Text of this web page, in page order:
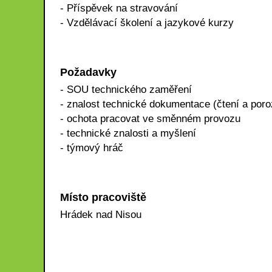
- Příspěvek na stravování
- Vzdělávací školení a jazykové kurzy
Požadavky
- SOU technického zaměření
- znalost technické dokumentace (čtení a
- ochota pracovat ve směnném provozu
- technické znalosti a myšlení
- týmový hráč
Místo pracoviště
Hrádek nad Nisou